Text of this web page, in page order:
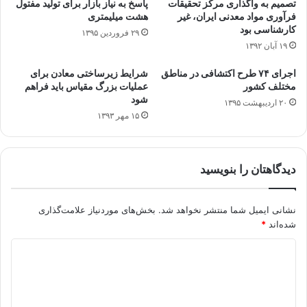
تصمیم به واگذاری مرکز تحقیقات
فرآوری مواد معدنی ایران، غیر
کارشناسی بود
۱۹ آبان ۱۳۹۲
پاسخ به نیاز بازار برای تولید مفتول
هشت میلیمتری
۲۹ فروردین ۱۳۹۵
اجرای ۷۴ طرح اکتشافی در مناطق
مختلف کشور
۲۰ اردیبهشت ۱۳۹۵
شرایط زیرساختی معادن برای
عملیات بزرگ مقیاس باید فراهم
شود
۱۵ مهر ۱۳۹۳
دیدگاهتان را بنویسید
نشانی ایمیل شما منتشر نخواهد شد. بخش‌های موردنیاز علامت‌گذاری
شده‌اند *